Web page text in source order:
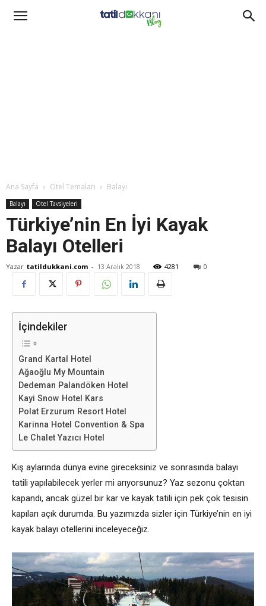
Ana Sayfa Otel Temaları Balayı
Balayı Otel Tavsiyeleri
Türkiye’nin En İyi Kayak
Balayı Otelleri
Yazar tatildukkani.com - 13 Aralık 2018 4281 0
İçindekiler
Grand Kartal Hotel
Ağaoğlu My Mountain
Dedeman Palandöken Hotel
Kayi Snow Hotel Kars
Polat Erzurum Resort Hotel
Karinna Hotel Convention & Spa
Le Chalet Yazıcı Hotel
Kış aylarında dünya evine gireceksiniz ve sonrasında balayı
tatili yapılabilecek yerler mi arıyorsunuz? Yaz sezonu çoktan
kapandı, ancak güzel bir kar ve kayak tatili için pek çok tesisin
kapıları açık durumda. Bu yazımızda sizler için Türkiye’nin en iyi
kayak balayı otellerini inceleyeceğiz.